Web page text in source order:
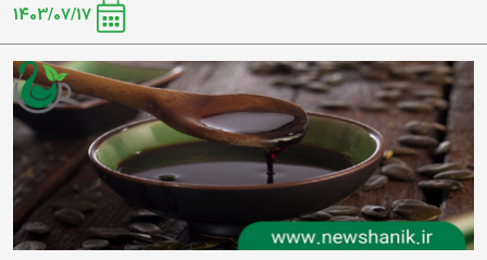
تسویه
پیش
فاکتور
داستان ما
زنجیره
تامین
1403/07/17